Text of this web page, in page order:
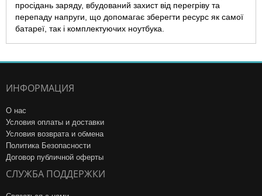
просідань заряду, вбудований захист від перегріву та
перепаду напруги, що допомагає зберегти ресурс як самої
батареї, так і комплектуючих ноутбука.
ИНФОРМАЦИЯ
О нас
Условия оплаты и доставки
Условия возврата и обмена
Политика Безопасности
Договор публичной оферты
СЛУЖБА ПОДДЕРЖКИ